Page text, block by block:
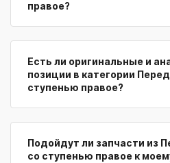
правое?
Есть ли оригинальные и
позиции в категории
ступенью правое?
Подойдут ли запчасти из
со ступенью правое к